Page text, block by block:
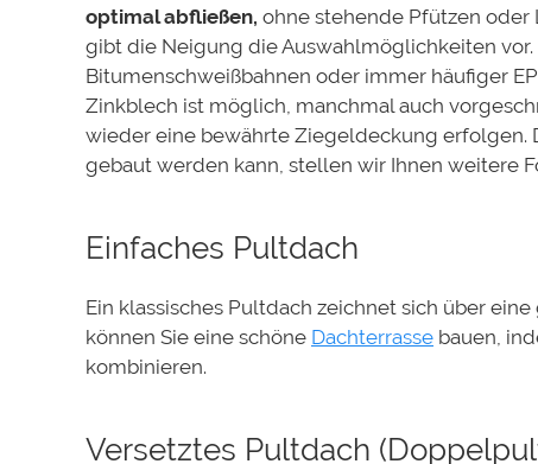
optimal abfließen, ohne stehende Pfützen oder
gibt die Neigung die Auswahlmöglichkeiten
Bitumenschweißbahnen oder immer häufiger
Zinkblech ist möglich, manchmal auch
wieder eine bewährte Ziegeldeckung erfolgen.
gebaut werden kann, stellen wir Ihnen weitere
Einfaches Pultdach
Ein klassisches Pultdach zeichnet sich über
können Sie eine schöne Dachterrasse bauen,
kombinieren.
Versetztes Pultdach